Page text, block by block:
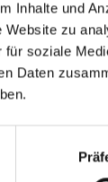
Inhalte und
Website zu
soziale
Daten
Sie